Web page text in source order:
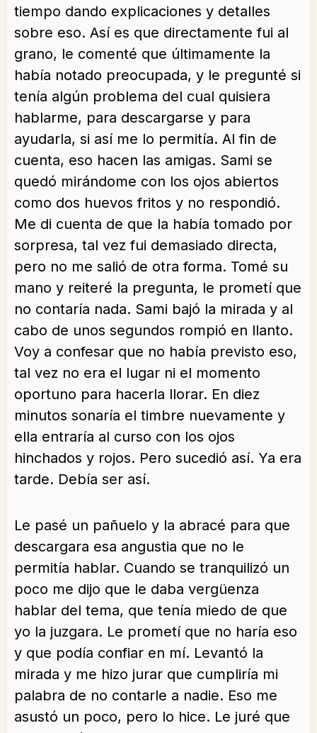
tiempo dando explicaciones y detalles
sobre eso. Así es que directamente fui al
grano, le comenté que últimamente la
había notado preocupada, y le pregunté si
tenía algún problema del cual quisiera
hablarme, para descargarse y para
ayudarla, si así me lo permitía. Al fin de
cuenta, eso hacen las amigas. Sami se
quedó mirándome con los ojos abiertos
como dos huevos fritos y no respondió.
Me di cuenta de que la había tomado por
sorpresa, tal vez fui demasiado directa,
pero no me salió de otra forma. Tomé su
mano y reiteré la pregunta, le prometí que
no contaría nada. Sami bajó la mirada y al
cabo de unos segundos rompió en llanto.
Voy a confesar que no había previsto eso,
tal vez no era el lugar ni el momento
oportuno para hacerla llorar. En diez
minutos sonaría el timbre nuevamente y
ella entraría al curso con los ojos
hinchados y rojos. Pero sucedió así. Ya era
tarde. Debía ser así.
Le pasé un pañuelo y la abracé para que
descargara esa angustia que no le
permitía hablar. Cuando se tranquilizó un
poco me dijo que le daba vergüenza
hablar del tema, que tenía miedo de que
yo la juzgara. Le prometí que no haría eso
y que podía confiar en mí. Levantó la
mirada y me hizo jurar que cumpliría mi
palabra de no contarle a nadie. Eso me
asustó un poco, pero lo hice. Le juré que